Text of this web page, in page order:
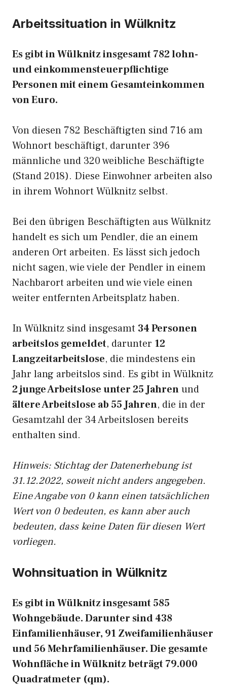
Arbeitssituation in Wülknitz
Es gibt in Wülknitz insgesamt 782 lohn-
und einkommensteuerpflichtige
Personen mit einem Gesamteinkommen
von Euro.
Von diesen 782 Beschäftigten sind 716 am
Wohnort beschäftigt, darunter 396
männliche und 320 weibliche Beschäftigte
(Stand 2018). Diese Einwohner arbeiten also
in ihrem Wohnort Wülknitz selbst.
Bei den übrigen Beschäftigten aus Wülknitz
handelt es sich um Pendler, die an einem
anderen Ort arbeiten. Es lässt sich jedoch
nicht sagen, wie viele der Pendler in einem
Nachbarort arbeiten und wie viele einen
weiter entfernten Arbeitsplatz haben.
In Wülknitz sind insgesamt 34 Personen
arbeitslos gemeldet, darunter 12
Langzeitarbeitslose, die mindestens ein
Jahr lang arbeitslos sind. Es gibt in Wülknitz
2 junge Arbeitslose unter 25 Jahrenund
ältere Arbeitslose ab 55 Jahren, die in der
Gesamtzahl der 34 Arbeitslosen bereits
enthalten sind.
Hinweis: Stichtag der Datenerhebung ist
31.12.2022, soweit nicht anders angegeben.
Eine Angabe von 0 kann einen tatsächlichen
Wert von 0 bedeuten, es kann aber auch
bedeuten, dass keine Daten für diesen Wert
vorliegen.
Wohnsituation in Wülknitz
Es gibt in Wülknitz insgesamt 585
Wohngebäude. Darunter sind 438
Einfamilienhäuser, 91 Zweifamilienhäuser
und 56 Mehrfamilienhäuser. Die gesamte
Wohnfläche in Wülknitz beträgt 79.000
Quadratmeter (qm).